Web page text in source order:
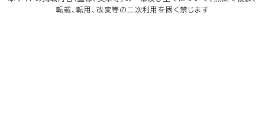
転載、転用、改変等の二次利用を固く禁じます